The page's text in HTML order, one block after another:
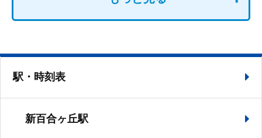
駅・時刻表
新百合ヶ丘駅